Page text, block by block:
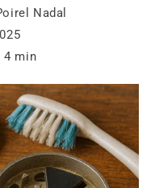
Nadal
4 min